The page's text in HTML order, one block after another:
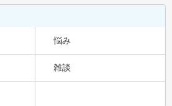
悩み
雑談